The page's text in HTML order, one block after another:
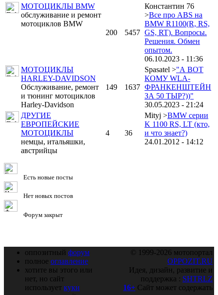
МОТОЦИКЛЫ BMW
обслуживание и ремонт
мотоциклов BMW
200
5457
Константин 76
>Все про ABS на
BMW R1100(R, RS,
GS, RT). Вопросы.
Решения. Обмен
опытом.
06.10.2023 - 11:36
МОТОЦИКЛЫ
HARLEY-DAVIDSON
Обслуживание, ремонт
и тюнинг мотоциклов
Harley-Davidson
149 1637
Spasatel >"А ВОТ
КОМУ WLA-
ФРАНКЕНШТЕЙН
ЗА 50 ТЫР?))"
30.05.2023 - 21:24
ДРУГИЕ
ЕВРОПЕЙСКИЕ
МОТОЦИКЛЫ
немцы, итальяшки,
австрийцы
4 36
Mityj >BMW серии
K 1100 RS, LT (кто,
и что знает?)
24.01.2012 - 14:12
Есть новые посты
Нет новых постов
Форум закрыт
оппозитный форум
полное оглавление
хотите вы этого или
нет, но сайт
использует куки
© 1999-2026 мотопортал
OPPOZIT.RU
Идея, дизайн, развитие и
поддержка : SHTRLZ
16+ Сайт может содержать